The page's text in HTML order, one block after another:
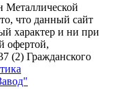
Металлической
что данный сайт
характер и ни при
офертой,
(2) Гражданского